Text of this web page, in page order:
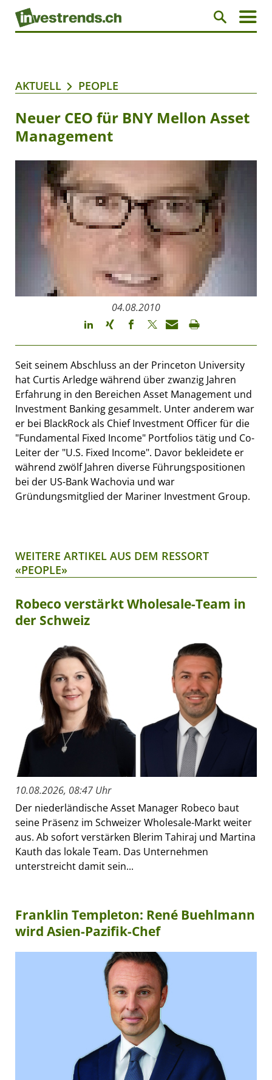
AKTUELL PEOPLE
Neuer CEO für BNY Mellon Asset
Management
04.08.2010
Seit seinem Abschluss an der Princeton University
hat Curtis Arledge während über zwanzig Jahren
Erfahrung in den Bereichen Asset Management und
Investment Banking gesammelt. Unter anderem war
er bei BlackRock als Chief Investment Officer für die
"Fundamental Fixed Income" Portfolios tätig und Co-
Leiter der "U.S. Fixed Income". Davor bekleidete er
während zwölf Jahren diverse Führungspositionen
bei der US-Bank Wachovia und war
Gründungsmitglied der Mariner Investment Group.
WEITERE ARTIKEL AUS DEM RESSORT
«PEOPLE»
Robeco verstärkt Wholesale-Team in
der Schweiz
10.08.2026, 08:47 Uhr
Der niederländische Asset Manager Robeco baut
seine Präsenz im Schweizer Wholesale-Markt weiter
aus. Ab sofort verstärken Blerim Tahiraj und Martina
Kauth das lokale Team. Das Unternehmen
unterstreicht damit sein...
Franklin Templeton: René Buehlmann
wird Asien-Pazifik-Chef